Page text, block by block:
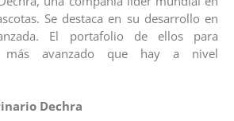
Se destaca en su desarrollo en
El portafolio de ellos para
avanzado que hay a nivel
Dechra